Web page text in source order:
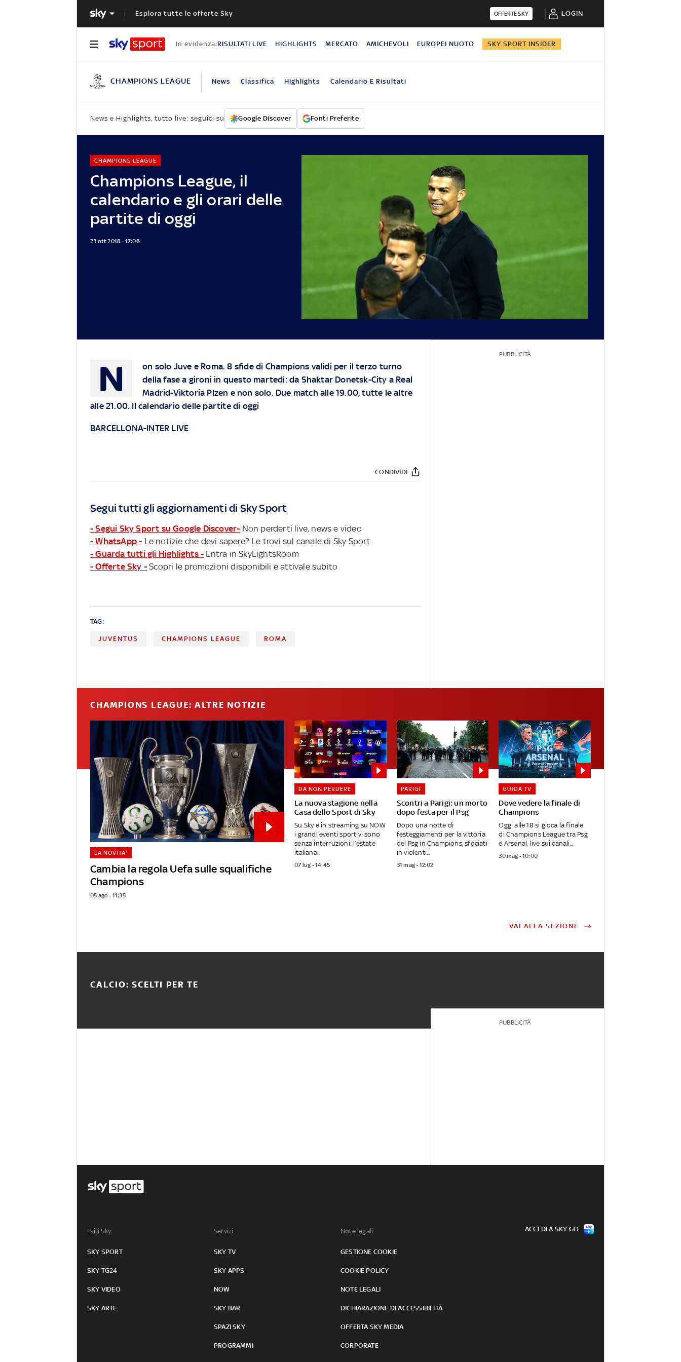
Esplora tutte le offerte Sky OFFERTE SKY LOGIN
In evidenza:RISULTATI LIVE HIGHLIGHTS MERCATO AMICHEVOLI EUROPEI NUOTO SKY SPORT INSIDER
CHAMPIONS LEAGUE News Classifica Highlights Calendario E Risultati
News e Highlights, tutto live: seguici su Google Discover Fonti Preferite
Champions League, il
calendario e gli orari delle
partite di oggi
CHAMPIONS LEAGUE
23 ott 2018 - 17:08
N
on solo Juve e Roma. 8 sfide di Champions validi per il terzo turno
della fase a gironi in questo martedì: da Shaktar Donetsk-City a Real
Madrid-Viktoria Plzen e non solo. Due match alle 19.00, tutte le altre
alle 21.00. Il calendario delle partite di oggi
BARCELLONA-INTER LIVE
CONDIVIDI
Segui tutti gli aggiornamenti di Sky Sport
- Segui Sky Sport su Google Discover- Non perderti live, news e video
- WhatsApp - Le notizie che devi sapere? Le trovi sul canale di Sky Sport
- Guarda tutti gli Highlights - Entra in SkyLightsRoom
- Offerte Sky - Scopri le promozioni disponibili e attivale subito
TAG:
JUVENTUS CHAMPIONS LEAGUE ROMA
PUBBLICITÀ
CHAMPIONS LEAGUE: ALTRE NOTIZIE
Cambia la regola Uefa sulle squalifiche
Champions
LA NOVITA'
05 ago - 11:35
La nuova stagione nella
Casa dello Sport di Sky
DA NON PERDERE
Su Sky e in streaming su NOW
i grandi eventi sportivi sono
senza interruzioni: l’estate
italiana...
07 lug - 14:45
Scontri a Parigi: un morto
dopo festa per il Psg
PARIGI
Dopo una notte di
festeggiamenti per la vittoria
del Psg in Champions, sfociati
in violenti...
31 mag - 12:02
Dove vedere la finale di
Champions
GUIDA TV
Oggi alle 18 si gioca la finale
di Champions League tra Psg
e Arsenal, live sui canali...
30 mag - 10:00
VAI ALLA SEZIONE
CALCIO: SCELTI PER TE
PUBBLICITÀ
I siti Sky:
SKY SPORT
SKY TG24
SKY VIDEO
SKY ARTE
Servizi:
SKY TV
SKY APPS
NOW
SKY BAR
SPAZI SKY
PROGRAMMI
Note legali:
GESTIONE COOKIE
COOKIE POLICY
NOTE LEGALI
DICHIARAZIONE DI ACCESSIBILITÀ
OFFERTA SKY MEDIA
CORPORATE
ACCEDI A SKY GO